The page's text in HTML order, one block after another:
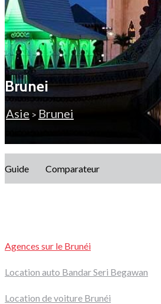
Brunei
Asie > Brunei
Guide Comparateur
Agences sur le Brunéi
Location auto Bandar Seri Begawan
Location de voiture Brunéi